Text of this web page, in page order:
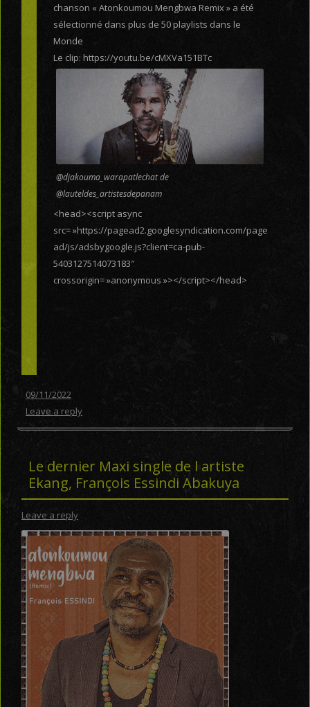
chanson « Atonkoumou Mengbwa Remix » a été
sélectionné dans plus de 50 playlists dans le
Monde
Le clip: https://youtu.be/cMXVa151BTc
@djakouma_warapatlechat de
@lauteldes_artistesdepanam
<head><script async
src= »https://pagead2.googlesyndication.com/page
ad/js/adsbygoogle.js?client=ca-pub-
5403127514073183″
crossorigin= »anonymous »></script></head>
09/11/2022
Leave a reply
Le dernier Maxi single de l artiste
Ekang, François Essindi Abakuya
Leave a reply